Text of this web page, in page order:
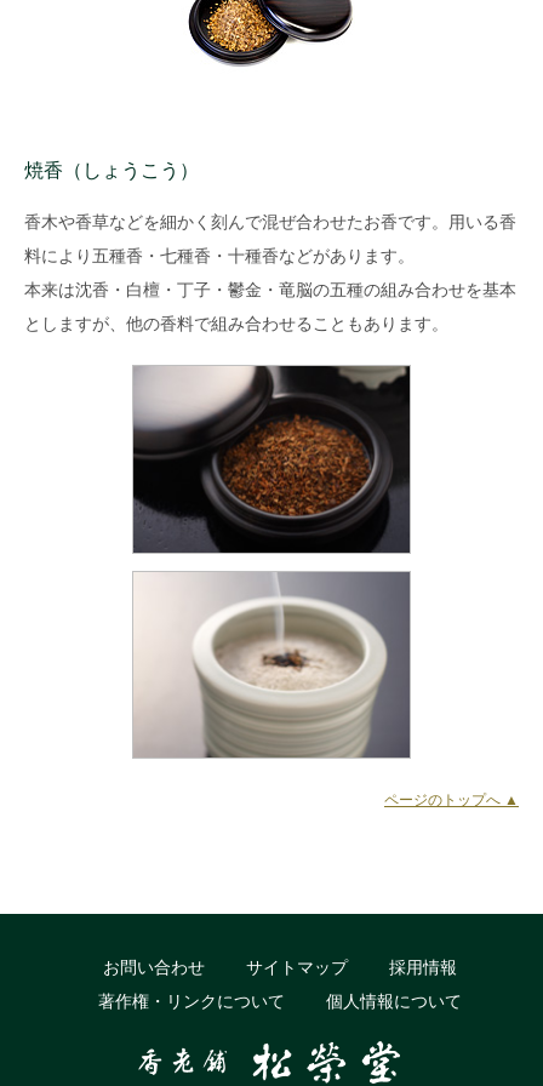
焼香（しょうこう）
香木や香草などを細かく刻んで混ぜ合わせたお香です。用いる香
料により五種香・七種香・十種香などがあります。
本来は沈香・白檀・丁子・鬱金・竜脳の五種の組み合わせを基本
としますが、他の香料で組み合わせることもあります。
ページのトップへ ▲
お問い合わせ サイトマップ
採用情報
著作権・リンクについて
個人情報について